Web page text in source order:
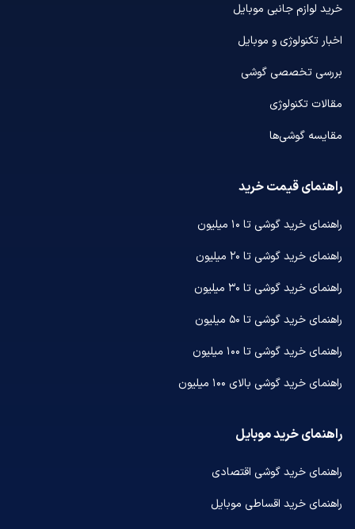
خرید لوازم جانبی موبایل
اخبار تکنولوژی و موبایل
بررسی تخصصی گوشی
مقالات تکنولوژی
مقایسه گوشی‌ها
راهنمای قیمت خرید
راهنمای خرید گوشی تا ۱۰ میلیون
راهنمای خرید گوشی تا ۲۰ میلیون
راهنمای خرید گوشی تا ۳۰ میلیون
راهنمای خرید گوشی تا ۵۰ میلیون
راهنمای خرید گوشی تا ۱۰۰ میلیون
راهنمای خرید گوشی بالای ۱۰۰ میلیون
راهنمای خرید موبایل
راهنمای خرید گوشی اقتصادی
راهنمای خرید اقساطی موبایل